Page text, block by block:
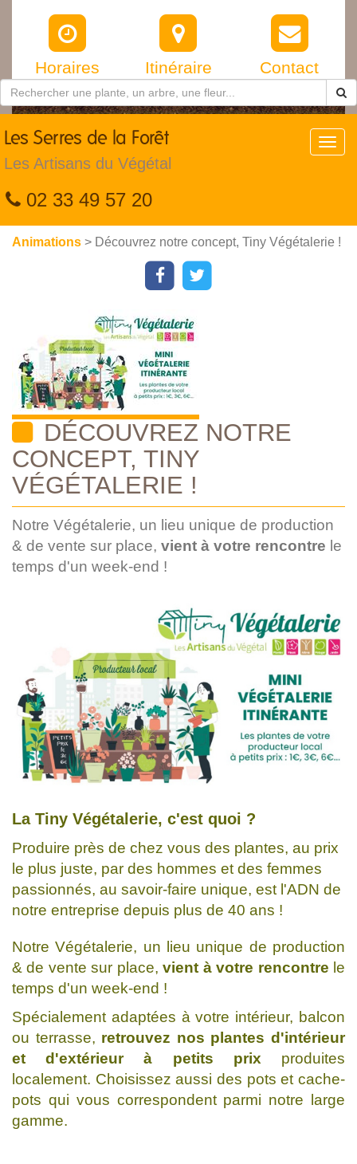
Horaires Itinéraire Contact
Les Serres de la Forêt
Les Artisans du Végétal
02 33 49 57 20
Animations > Découvrez notre concept, Tiny Végétalerie !
DÉCOUVREZ NOTRE
CONCEPT, TINY
VÉGÉTALERIE !
Notre Végétalerie, un lieu unique de production
& de vente sur place, vient à votre rencontre le
temps d'un week-end !
La Tiny Végétalerie, c'est quoi ?
Produire près de chez vous des plantes, au prix
le plus juste, par des hommes et des femmes
passionnés, au savoir-faire unique, est l'ADN de
notre entreprise depuis plus de 40 ans !
Notre Végétalerie, un lieu unique de production
& de vente sur place,vient à votre rencontre le
temps d'un week-end !
Spécialement adaptées à votre intérieur, balcon
ou terrasse, retrouvez nos plantes d'intérieur
et d'extérieur
à petits prix produites
localement. Choisissez aussi des pots et cache-
pots qui vous correspondent parmi notre large
gamme.